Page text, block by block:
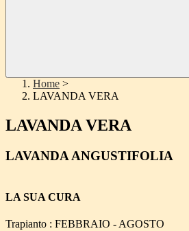
Home >
LAVANDA VERA
LAVANDA VERA
LAVANDA ANGUSTIFOLIA
LA SUA CURA
Trapianto : FEBBRAIO - AGOSTO